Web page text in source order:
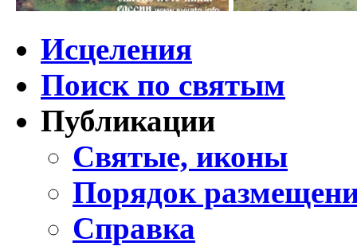
Исцеления
Поиск по святым
Публикации
Святые, иконы
Порядок
Справка